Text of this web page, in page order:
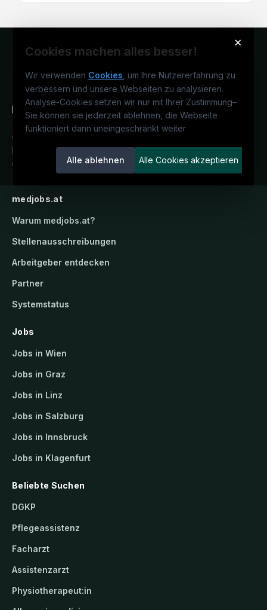
×
Cookies machen alles besser!
Wir verwenden Cookies , um Ihre Nutzererfahrung zu
verbessern und unsere Webseiten zu analysieren.
Analyse-Cookies setzen wir nur mit Ihrer Zustimmung–
Sie können sie jederzeit ablehnen, die Webseite
funktioniert dann uneingeschränkt weiter
Alle ablehnen Alle Cookies akzeptieren
Österreichs medizinisches
Karriereportal.Ein Service der
candidatis GmbH.
medjobs.at
Warum medjobs.at?
Stellenausschreibungen
Arbeitgeber entdecken
Partner
Systemstatus
Jobs
Jobs in Wien
Jobs in Graz
Jobs in Linz
Jobs in Salzburg
Jobs in Innsbruck
Jobs in Klagenfurt
Beliebte Suchen
DGKP
Pflegeassistenz
Facharzt
Assistenzarzt
Physiotherapeut:in